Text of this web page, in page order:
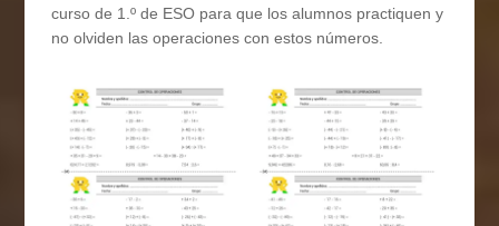
curso de 1.º de ESO para que los alumnos practiquen y
no olviden las operaciones con estos números.